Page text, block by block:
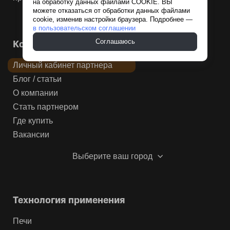
Компания
Личный кабинет партнера
Блог / статьи
О компании
Стать партнером
Где купить
Вакансии
Выберите ваш город
Технология применения
Печи
на обработку данных файлами COOKIE. ВЫ
можете отказаться от обработки данных файлами
cookie, изменив настройки браузера. Подробнее —
в пользовательском соглашении
Соглашаюсь